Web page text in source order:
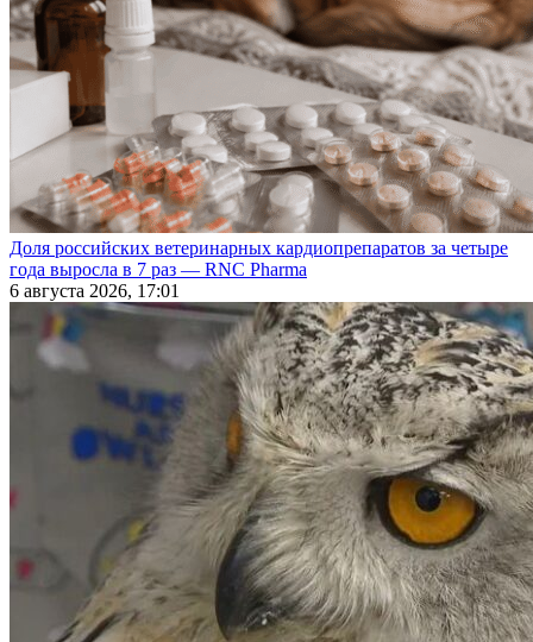
Доля российских ветеринарных кардиопрепаратов за четыре
года выросла в 7 раз — RNC Pharma
6 августа 2026, 17:01